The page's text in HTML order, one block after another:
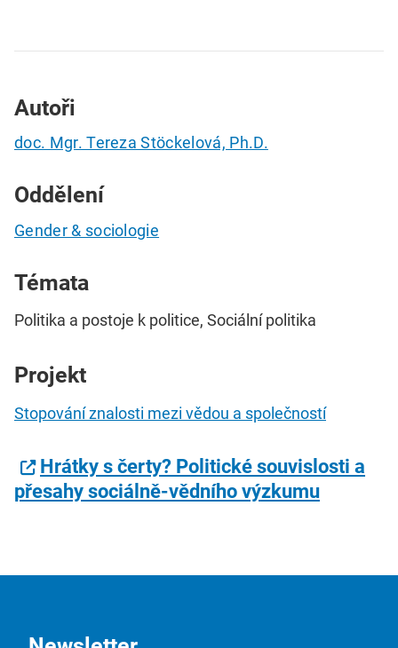
Autoři
doc. Mgr. Tereza Stöckelová, Ph.D.
Oddělení
Gender & sociologie
Témata
Politika a postoje k politice, Sociální politika
Projekt
Stopování znalosti mezi vědou a společností
Hrátky s čerty? Politické souvislosti a
přesahy sociálně-vědního výzkumu